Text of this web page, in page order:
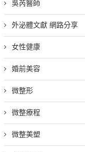
吳芮醫師
外泌體文獻 網路分享
女性健康
婚前美容
微整形
微整療程
微整美塑